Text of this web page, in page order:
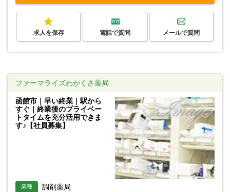
求人を保存 電話で質問 メールで質問
ファーマライズわかくさ薬局
函館市｜早い終業｜駅から
すぐ｜終業後のプライベー
トタイムを充分活用できま
す♪【社員募集】
業種 調剤薬局